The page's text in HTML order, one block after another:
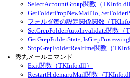
SelectAccountGroup関数（TKInfo.dll
GetFolderPropNewMailTo,
フォルダ毎の設定関係関数（
SetGrepFolderAutoInvalidate関数（
GetGrepFolderState,
StopGrepFolderRealtime関数（
秀丸メールコマンド
Exit関数（TKInfo.dll）
RestartHidemaruMail関数（